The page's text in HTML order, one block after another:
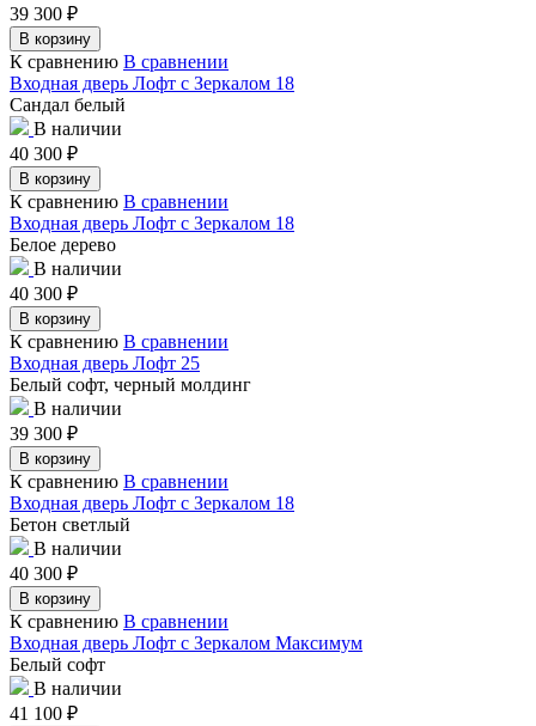
39 300 ₽
В корзину
К сравнению В сравнении
Входная дверь Лофт с Зеркалом 18
Сандал белый
В наличии
40 300 ₽
В корзину
К сравнению В сравнении
Входная дверь Лофт с Зеркалом 18
Белое дерево
В наличии
40 300 ₽
В корзину
К сравнению В сравнении
Входная дверь Лофт 25
Белый софт, черный молдинг
В наличии
39 300 ₽
В корзину
К сравнению В сравнении
Входная дверь Лофт с Зеркалом 18
Бетон светлый
В наличии
40 300 ₽
В корзину
К сравнению В сравнении
Входная дверь Лофт с Зеркалом Максимум
Белый софт
В наличии
41 100 ₽